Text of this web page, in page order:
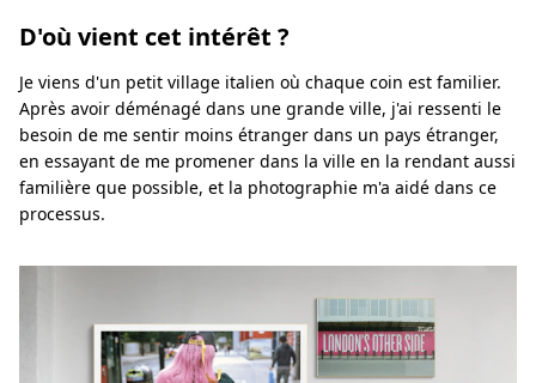
D'où vient cet intérêt ?
Je viens d'un petit village italien où chaque coin est familier.
Après avoir déménagé dans une grande ville, j'ai ressenti le
besoin de me sentir moins étranger dans un pays étranger,
en essayant de me promener dans la ville en la rendant aussi
familière que possible, et la photographie m'a aidé dans ce
processus.